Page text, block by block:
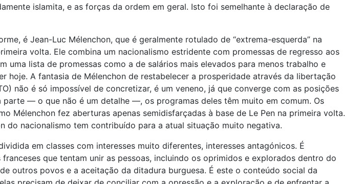
islamita, e as forças da ordem em geral. Isto foi semelhante à declaração de
é Jean-Luc Mélenchon, que é geralmente rotulado de “extrema-esquerda” na
volta. Ele combina um nacionalismo estridente com promessas de regresso aos
lista de promessas como a de salários mais elevados para menos trabalho e
A fantasia de Mélenchon de restabelecer a prosperidade através da libertação
não é só impossível de concretizar, é um veneno, já que converge com as posições
— o que não é um detalhe —, os programas deles têm muito em comum. Os
Mélenchon fez aberturas apenas semidisfarçadas à base de Le Pen na primeira volta.
do nacionalismo tem contribuído para a atual situação muito negativa.
em classes com interesses muito diferentes, interesses antagónicos. É
que tentam unir as pessoas, incluindo os oprimidos e explorados dentro do
outros povos e a aceitação da ditadura burguesa. É este o conteúdo social da